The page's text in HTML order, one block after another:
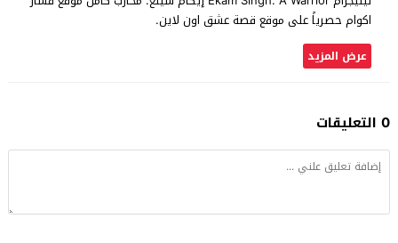
اكوام حصرياً على موقع قصة عشق اون لاين.
عرض المزيد
0 التعليقات